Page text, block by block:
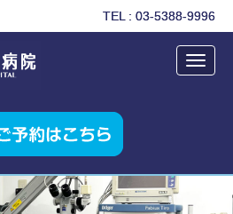
TEL : 03-5388-9996